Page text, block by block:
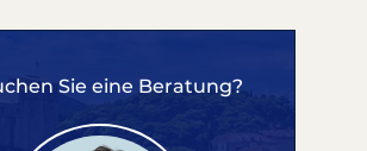
Sie eine Beratung?